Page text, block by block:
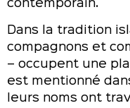
contemporain.
Dans la tradition
compagnons et
– occupent une
est mentionné
leurs noms ont